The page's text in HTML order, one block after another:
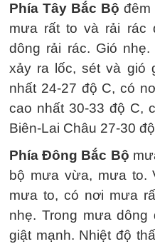
Phía Tây Bắc Bộ đêm
mưa rất to và rải rác
dông rải rác. Gió
xảy ra lốc, sét và gió
nhất 24-27 độ C, có
cao nhất 30-33 độ C,
Biên-Lai Châu 27-30
Phía Đông Bắc Bộ
bộ mưa vừa, mưa to.
mưa to, có nơi mưa
nhẹ. Trong mưa
giật mạnh. Nhiệt độ